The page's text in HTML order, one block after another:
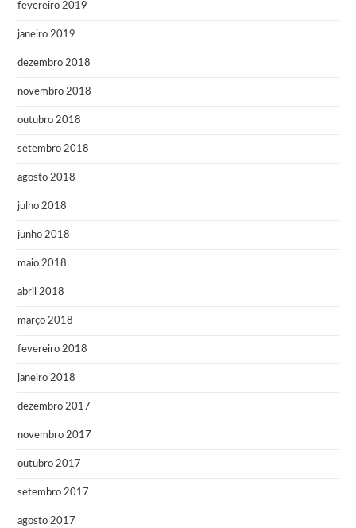
fevereiro 2019
janeiro 2019
dezembro 2018
novembro 2018
outubro 2018
setembro 2018
agosto 2018
julho 2018
junho 2018
maio 2018
abril 2018
março 2018
fevereiro 2018
janeiro 2018
dezembro 2017
novembro 2017
outubro 2017
setembro 2017
agosto 2017